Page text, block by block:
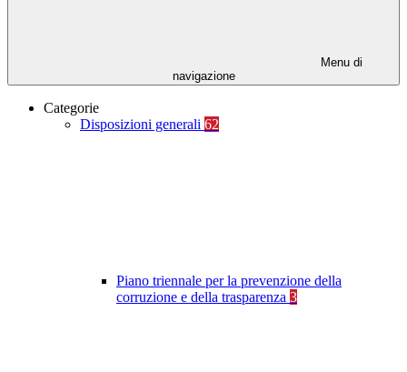
Menu di
navigazione
Categorie
Disposizioni generali 62
Piano triennale per la prevenzione della
corruzione e della trasparenza 3